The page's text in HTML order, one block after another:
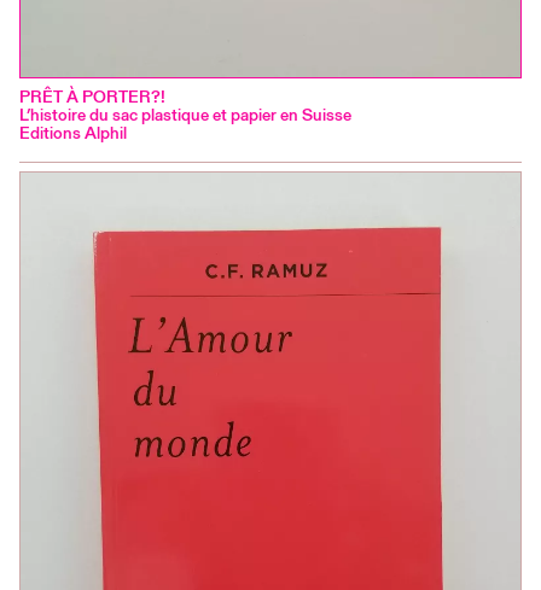
PRÊT À PORTER?!
L’histoire du sac plastique et papier en Suisse
Editions Alphil